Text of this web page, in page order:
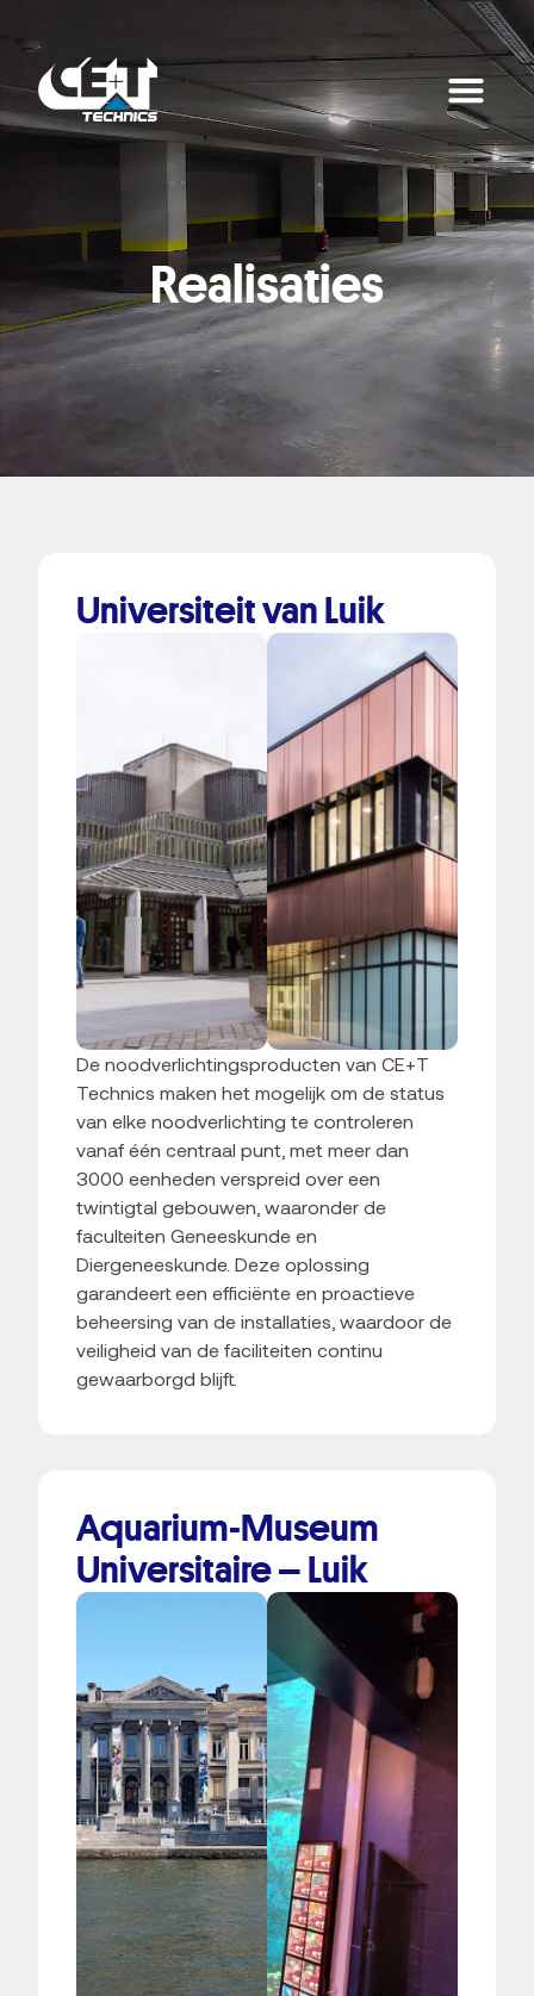
Realisaties
Universiteit van Luik
De noodverlichtingsproducten van CE+T
Technics maken het mogelijk om de status
van elke noodverlichting te controleren
vanaf één centraal punt, met meer dan
3000 eenheden verspreid over een
twintigtal gebouwen, waaronder de
faculteiten Geneeskunde en
Diergeneeskunde. Deze oplossing
garandeert een efficiënte en proactieve
beheersing van de installaties, waardoor de
veiligheid van de faciliteiten continu
gewaarborgd blijft.
Aquarium-Museum
Universitaire – Luik